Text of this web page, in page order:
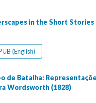
in the Short Stories
(English)
de Batalha:
Wordsworth (1828)